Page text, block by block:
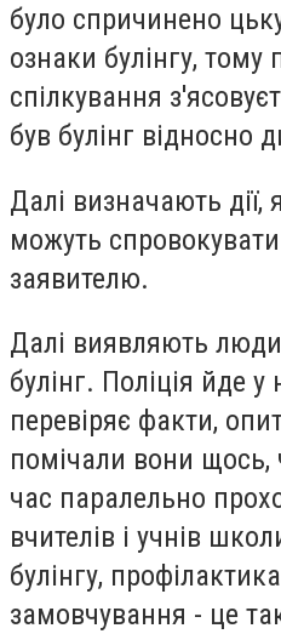
було спричинено
ознаки булінгу, тому
спілкування
був булінг відносно
Далі визначають
можуть
заявителю.
Далі виявляють
булінг. Поліція йде
перевіряє факти,
помічали вони
час паралельно
вчителів і учнів
булінгу,
замовчування - це